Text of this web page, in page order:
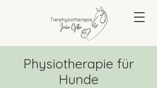
Physiotherapie für
Hunde